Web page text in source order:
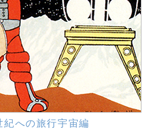
紀への旅行宇宙編